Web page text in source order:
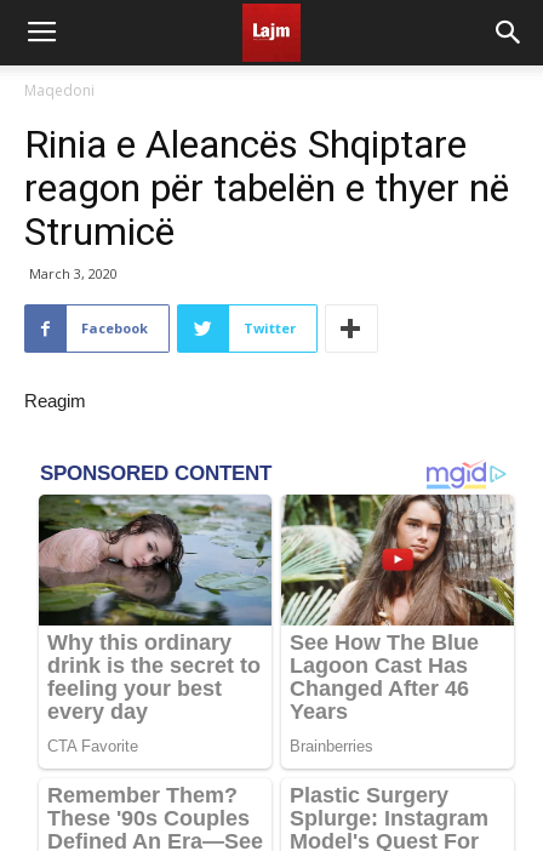
Maqedoni
Rinia e Aleancës Shqiptare
reagon për tabelën e thyer në
Strumicë
March 3, 2020
Facebook Twitter
Reagim